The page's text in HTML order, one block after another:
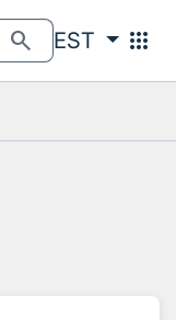
search EST apps